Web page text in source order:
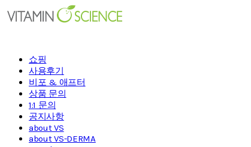
쇼핑
사용후기
비포 & 애프터
상품 문의
1:1 문의
공지사항
about VS
about VS-DERMA